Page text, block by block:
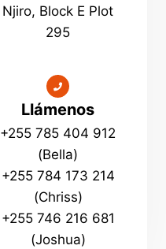
Njiro, Block E Plot
295
Llámenos
+255 785 404 912
(Bella)
+255 784 173 214
(Chriss)
+255 746 216 681
(Joshua)